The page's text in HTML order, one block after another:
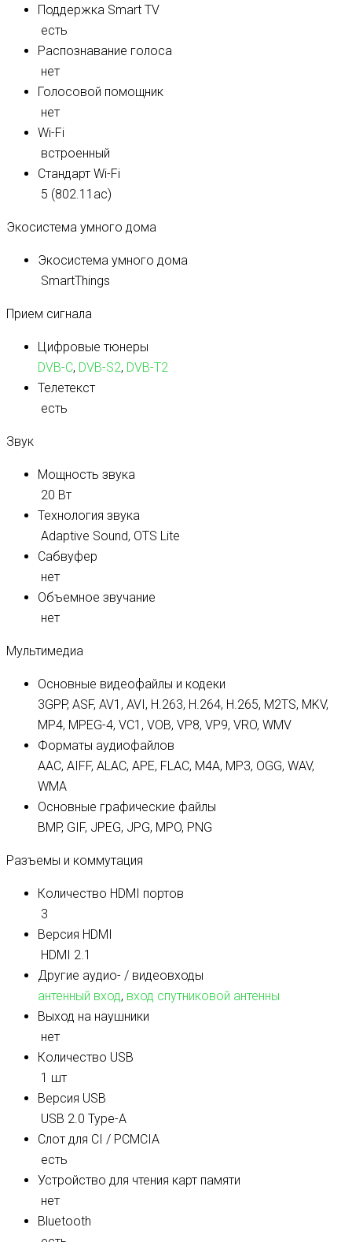
Поддержка Smart TV
есть
Распознавание голоса
нет
Голосовой помощник
нет
Wi-Fi
встроенный
Стандарт Wi-Fi
5 (802.11ac)
Экосистема умного дома
Экосистема умного дома
SmartThings
Прием сигнала
Цифровые тюнеры
DVB-C, DVB-S2, DVB-T2
Телетекст
есть
Звук
Мощность звука
20 Вт
Технология звука
Adaptive Sound, OTS Lite
Сабвуфер
нет
Объемное звучание
нет
Мультимедиа
Основные видеофайлы и кодеки
3GPP, ASF, AV1, AVI, H.263, H.264, H.265, M2TS, MKV,
MP4, MPEG-4, VC1, VOB, VP8, VP9, VRO, WMV
Форматы аудиофайлов
AAC, AIFF, ALAC, APE, FLAC, M4A, MP3, OGG, WAV,
WMA
Основные графические файлы
BMP, GIF, JPEG, JPG, MPO, PNG
Разъемы и коммутация
Количество HDMI портов
3
Версия HDMI
HDMI 2.1
Другие аудио- / видеовходы
антенный вход, вход спутниковой антенны
Выход на наушники
нет
Количество USB
1 шт
Версия USB
USB 2.0 Type-A
Слот для CI / PCMCIA
есть
Устройство для чтения карт памяти
нет
Bluetooth